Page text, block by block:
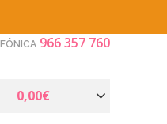
966 357 760
0,00€